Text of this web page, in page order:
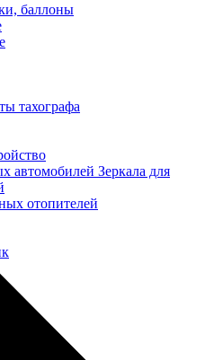
баллоны
тахографа
Зеркала для
отопителей